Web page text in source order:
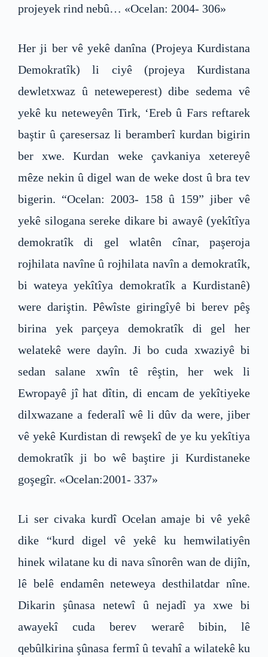
projeyek rind nebû… «Ocelan: 2004- 306»
Her ji ber vê yekê danîna (Projeya Kurdistana
Demokratîk) li ciyê (projeya Kurdistana
dewletxwaz û neteweperest) dibe sedema vê
yekê ku neteweyên Tirk, ‘Ereb û Fars reftarek
baştir û çaresersaz li beramberî kurdan bigirin
ber xwe. Kurdan weke çavkaniya xetereyê
mêze nekin û digel wan de weke dost û bra tev
bigerin. “Ocelan: 2003- 158 û 159” jiber vê
yekê silogana sereke dikare bi awayê (yekîtîya
demokratîk di gel wlatên cînar, paşeroja
rojhilata navîne û rojhilata navîn a demokratîk,
bi wateya yekîtîya demokratîk a Kurdistanê)
were dariştin. Pêwîste giringîyê bi berev pêş
birina yek parçeya demokratîk di gel her
welatekê were dayîn. Ji bo cuda xwaziyê bi
sedan salane xwîn tê rêştin, her wek li
Ewropayê jî hat dîtin, di encam de yekîtiyeke
dilxwazane a federalî wê li dûv da were, jiber
vê yekê Kurdistan di rewşekî de ye ku yekîtiya
demokratîk ji bo wê baştire ji Kurdistaneke
goşegîr. «Ocelan:2001- 337»
Li ser civaka kurdî Ocelan amaje bi vê yekê
dike “kurd digel vê yekê ku hemwilatiyên
hinek wilatane ku di nava sînorên wan de dijîn,
lê belê endamên neteweya desthilatdar nîne.
Dikarin şûnasa netewî û nejadî ya xwe bi
awayekî cuda berev werarê bibin, lê
qebûlkirina şûnasa fermî û tevahî a wilatekê ku